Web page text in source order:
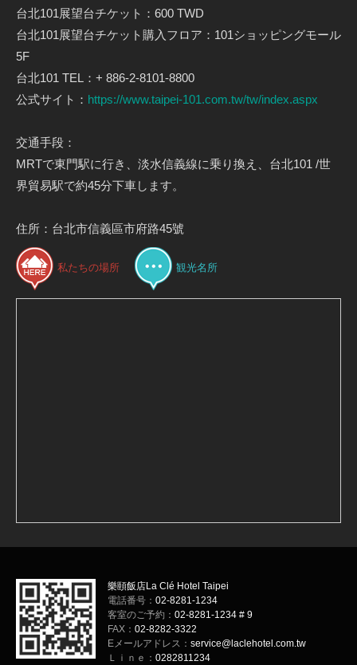
台北101展望台チケット：600 TWD
台北101展望台チケット購入フロア：101ショッピングモール
5F
台北101 TEL：+ 886-2-8101-8800
公式サイト： https://www.taipei-101.com.tw/tw/index.aspx
交通手段：
MRTで東門駅に行き、淡水信義線に乗り換え、台北101 /世
界貿易駅で約45分下車します。
住所：台北市信義區市府路45號
私たちの場所 観光名所
樂頤飯店La Clé Hotel Taipei
電話番号： 02-8281-1234
客室のご予約： 02-8281-1234 # 9
FAX： 02-8282-3322
Eメールアドレス： service@laclehotel.com.tw
Ｌｉｎｅ： 0282811234